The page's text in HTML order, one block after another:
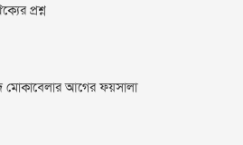
প্রশ্ন
মোকাবেলার আগের ফয়সালা